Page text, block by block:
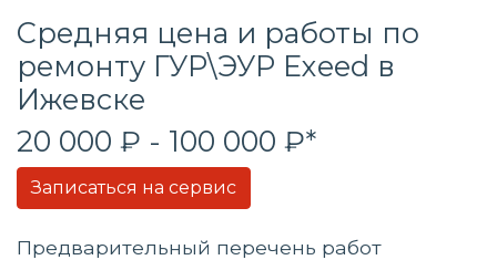
Средняя цена и работы по
ремонту ГУР\ЭУР Exeed в
Ижевске
20 000 ₽ - 100 000 ₽*
Записаться на сервис
Предварительный перечень работ